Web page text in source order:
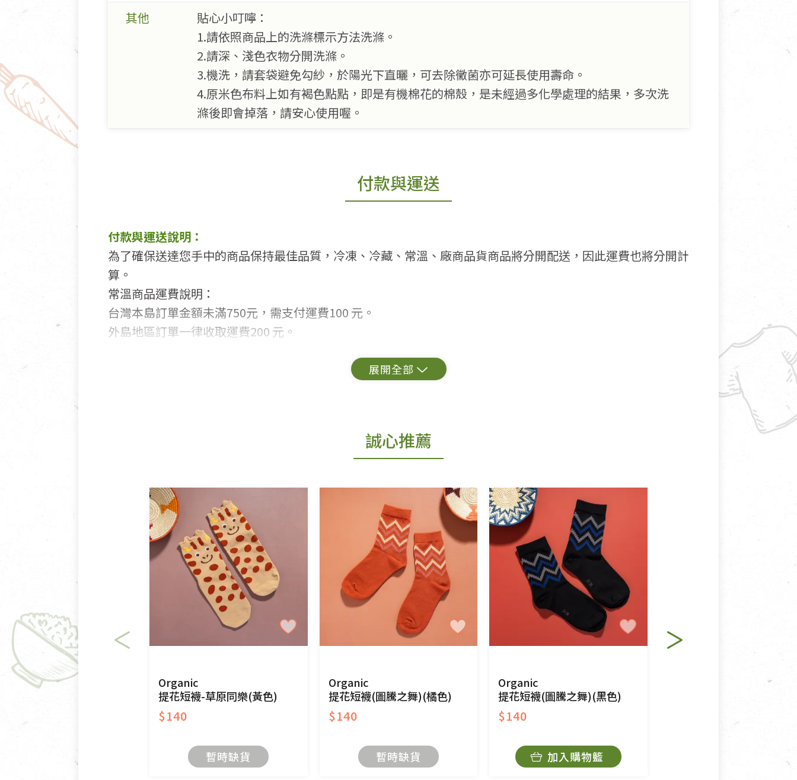
其他
貼心小叮嚀：
1.請依照商品上的洗滌標示方法洗滌。
2.請深、淺色衣物分開洗滌。
3.機洗，請套袋避免勾紗，於陽光下直曬，可去除黴菌亦可延長使用壽命。
4.原米色布料上如有褐色點點，即是有機棉花的棉殼，是未經過多化學處理的結果，多次洗
滌後即會掉落，請安心使用喔。
付款與運送
付款與運送說明：
為了確保送達您手中的商品保持最佳品質，冷凍、冷藏、常溫、廠商品貨商品將分開配送，因此運費也將分開計
算。
常溫商品運費說明：
台灣本島訂單金額未滿750元，需支付運費100 元。
外島地區訂單一律收取運費200 元。
若您購買的商品有下列「不適用七天鑑賞期商品」情形者，除商品瑕疵以外，恕不接受退換貨.
一般皆可申請退換貨。
不適用七天鑑賞期商品：
以數位或電磁紀錄形式儲存之商品、易於變質或損壞之商品、以及性質上無法或不適合退換之商品：如CD、
VCD、DVD、電腦軟體，若產品瑕疵無法讀取僅接受原片換新。
衣飾鞋類-如T恤，如於送達後水洗或污損者。
美容保養用品、內衣褲、襪子、口罩等私人消耗性產品，一經拆封使用，恕無法退貨。
內衣褲、襪子、口罩個人衛生用品除商品本身有瑕疵外,依據《通訊交易解除權合理例外情事適用準則》, 恕無法
有標示不接受退貨的優惠商品與蔬菜箱，不接受退換，但若為商品本身或運送過程中所造成的瑕疵，則不在此
手抄稿進行退貨時，請務必保持原包裝方式及使用原箱退回。
若未保持原包裝方式或未使用原箱退回，導致書籍有任何折損、磨損、污損或凹角，將不接受退貨，也不予以退
誠心推薦
Organic
提花短襪-草原同樂(黃色)
$140
暫時缺貨
Organic
提花短襪(圖騰之舞)(橘色)
$140
暫時缺貨
Organic
提花短襪(圖騰之舞)(黑色)
$140
加入購物籃